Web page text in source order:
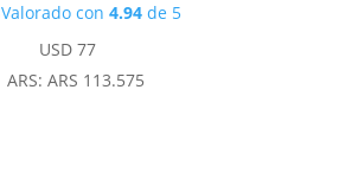
Valorado con4.94 de 5
USD 77
ARS:ARS 113.575